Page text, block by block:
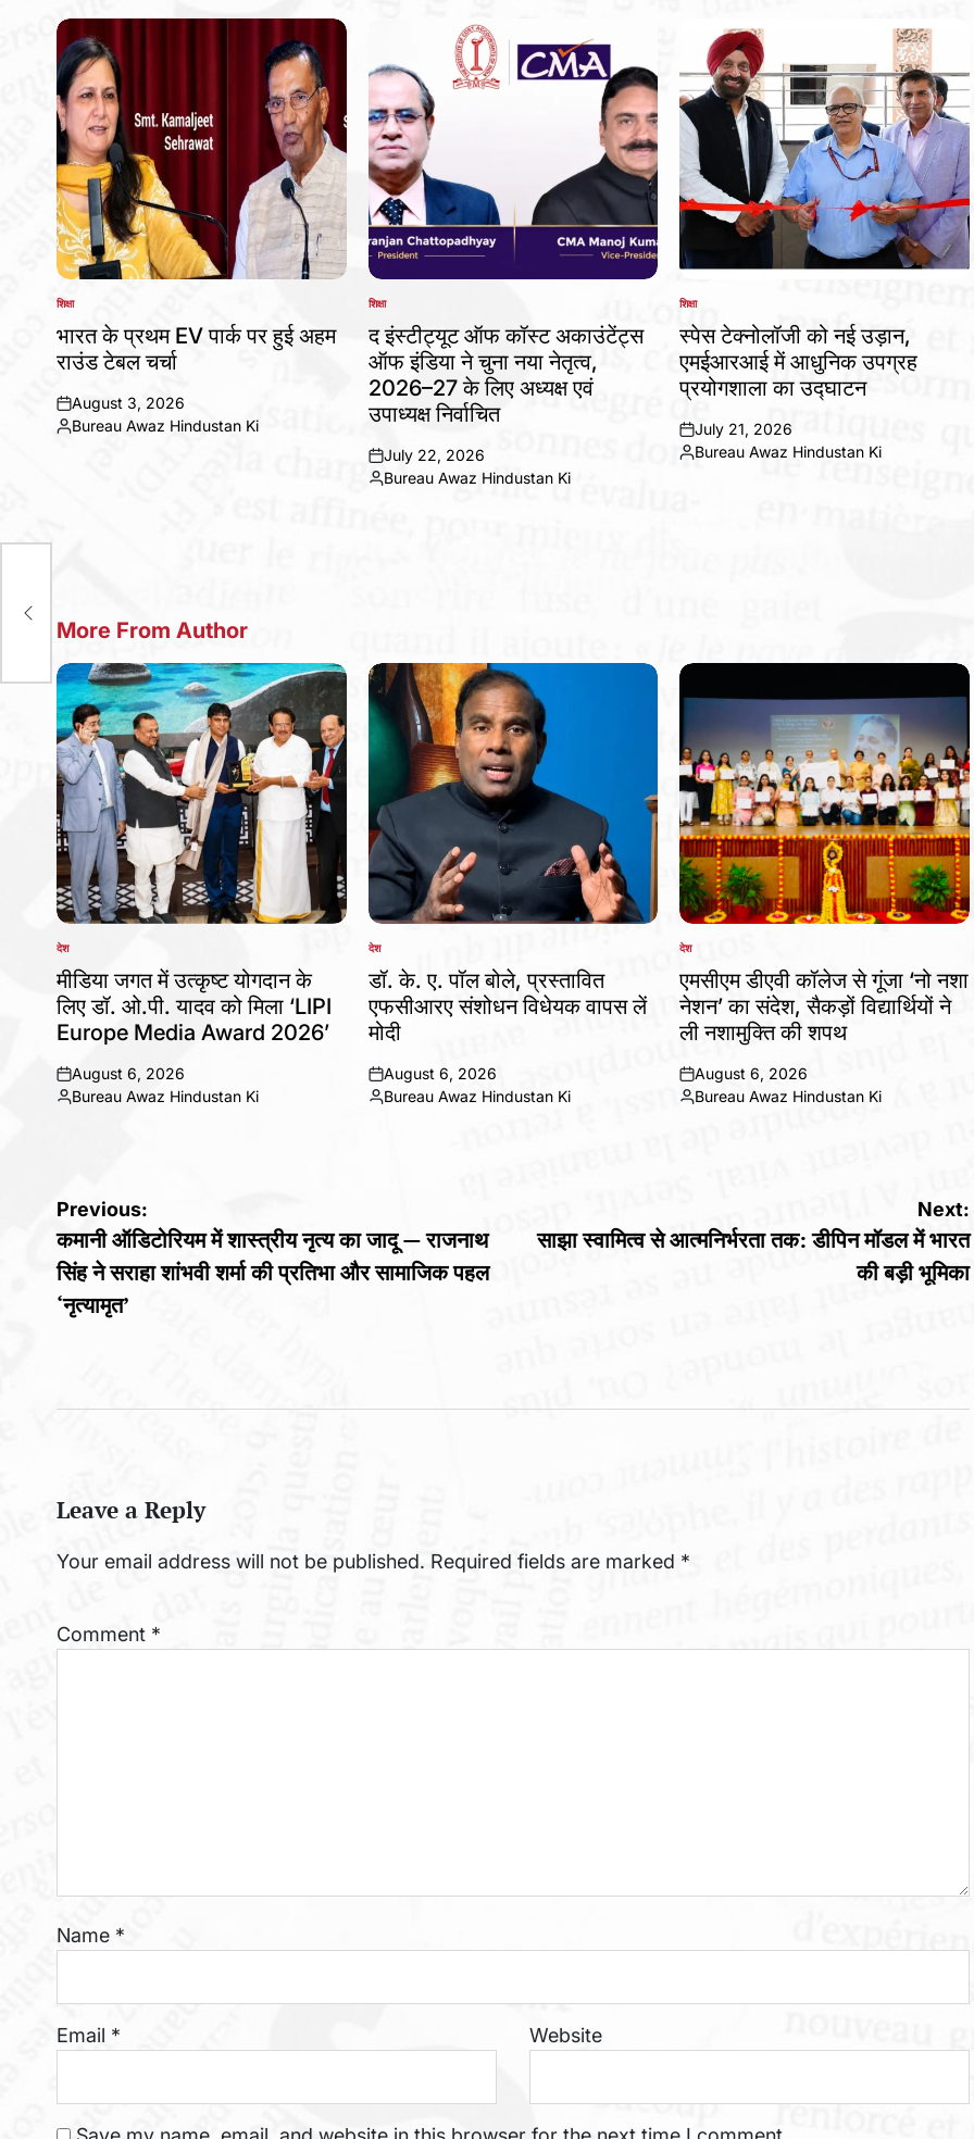
POSTED
शिक्षा
भारत के प्रथम EV पार्क पर हुई अहम
राउंड टेबल चर्चा
on
August 3, 2026
Posted
Bureau Awaz Hindustan Ki
POSTED
शिक्षा
द इंस्टीट्यूट ऑफ कॉस्ट अकाउंटेंट्स
ऑफ इंडिया ने चुना नया नेतृत्व,
2026–27 के लिए अध्यक्ष एवं
उपाध्यक्ष निर्वाचित
on
July 22, 2026
Posted
Bureau Awaz Hindustan Ki
POSTED
शिक्षा
स्पेस टेक्नोलॉजी को नई उड़ान,
एमईआरआई में आधुनिक उपग्रह
प्रयोगशाला का उद्घाटन
on
July 21, 2026
Posted
Bureau Awaz Hindustan Ki
More From Author
POSTED
IN
देश
मीडिया जगत में उत्कृष्ट योगदान के
लिए डॉ. ओ.पी. यादव को मिला ‘LIPI
Europe Media Award 2026’
on
August 6, 2026
Posted
Bureau Awaz Hindustan Ki
POSTED
देश
डॉ. के. ए. पॉल बोले, प्रस्तावित
एफसीआरए संशोधन विधेयक वापस लें
मोदी
on
August 6, 2026
Posted
Bureau Awaz Hindustan Ki
POSTED
देश
एमसीएम डीएवी कॉलेज से गूंजा ‘नो नशा
नेशन’ का संदेश, सैकड़ों विद्यार्थियों ने
ली नशामुक्ति की शपथ
on
August 6, 2026
Posted
Bureau Awaz Hindustan Ki
Post
navigation
Previous:
कमानी ऑडिटोरियम में शास्त्रीय नृत्य का जादू — राजनाथ
सिंह ने सराहा शांभवी शर्मा की प्रतिभा और सामाजिक पहल
‘नृत्यामृत’
Next:
साझा स्वामित्व से आत्मनिर्भरता तक: डीपिन मॉडल में भारत
की बड़ी भूमिका
Leave a Reply
Your email address will not be published. Required fields are marked *
Comment *
Name *
Email * Website